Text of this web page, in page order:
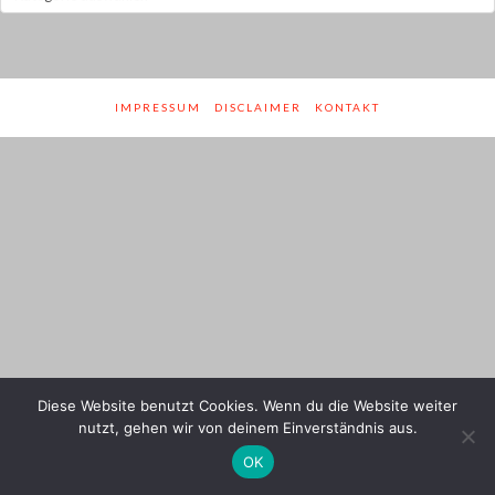
und
IMPRESSUM DISCLAIMER KONTAKT
Diese Website benutzt Cookies. Wenn du die Website weiter
nutzt, gehen wir von deinem Einverständnis aus.
OK